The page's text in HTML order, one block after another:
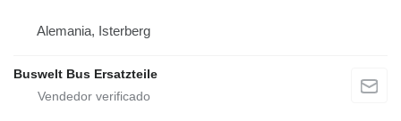
Alemania, Isterberg
Buswelt Bus Ersatzteile